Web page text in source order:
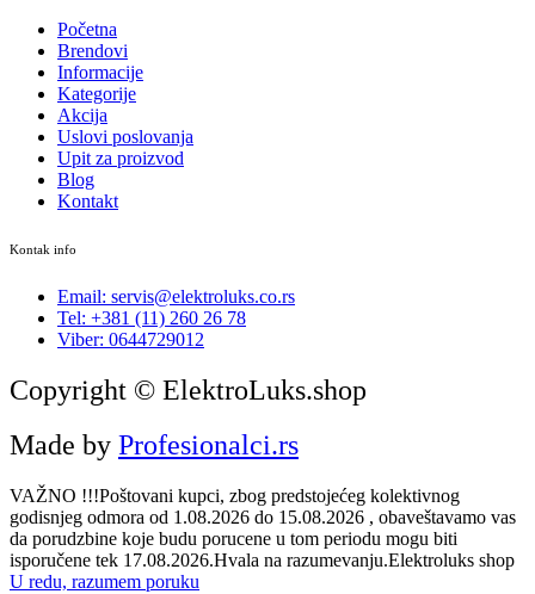
Početna
Brendovi
Informacije
Kategorije
Akcija
Uslovi poslovanja
Upit za proizvod
Blog
Kontakt
Kontak info
Email: servis@elektroluks.co.rs
Tel: +381 (11) 260 26 78
Viber: 0644729012
Copyright © ElektroLuks.shop
Made by Profesionalci.rs
VAŽNO !!!Poštovani kupci, zbog predstojećeg kolektivnog
godisnjeg odmora od 1.08.2026 do 15.08.2026 , obaveštavamo vas
da porudzbine koje budu porucene u tom periodu mogu biti
isporučene tek 17.08.2026.Hvala na razumevanju.Elektroluks shop
U redu, razumem poruku